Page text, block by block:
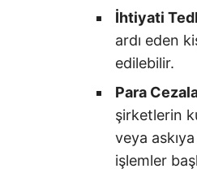
İhtiyati
ardı eden
edilebilir.
Para
şirketlerin
veya
işlemler